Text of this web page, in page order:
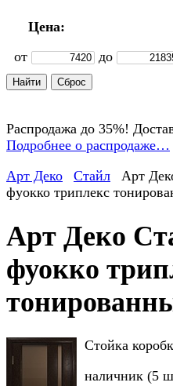
Цена:
от
до
Распродажа до 35%!
Подробнее о распродаже…
Арт Деко
Стайл
Арт
фуокко триплекс
Арт Деко
фуокко
Стойка
наличник (5